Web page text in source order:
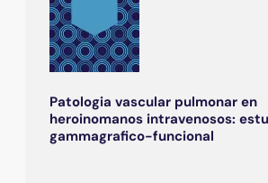
Patologia vascular pulmonar en
heroinomanos intravenosos:
gammagrafico-funcional